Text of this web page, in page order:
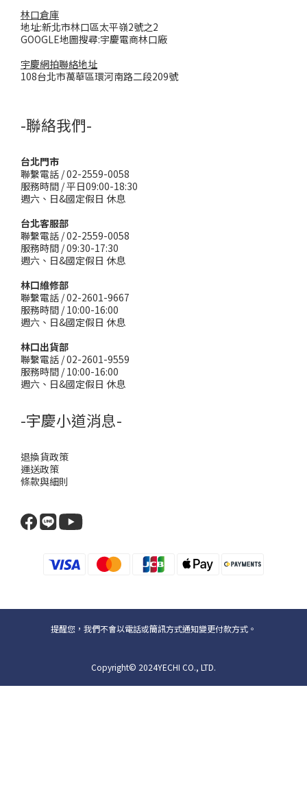
林口倉庫
地址:新北市林口區太平嶺2號之2
GOOGLE地圖搜尋:宇慶電商林口廠
宇慶網拍聯絡地址
108台北市萬華區環河南路二段209號
-聯絡我們-
台北門市
聯繫電話 / 02-2559-0058
服務時間 / 平日09:00-18:30
週六、日&國定假日 休息
台北客服部
聯繫電話 / 02-2559-0058
服務時間 / 09:30-17:30
週六、日&國定假日 休息
林口維修部
聯繫電話 / 02-2601-9667
服務時間 / 10:00-16:00
週六、日&國定假日 休息
林口出貨部
聯繫電話 / 02-2601-9559
服務時間 / 10:00-16:00
週六、日&國定假日 休息
-宇慶小道消息-
退換貨政策
運送政策
條款與細則
提醒您，我們不會以電話或簡訊方式通知變更付款方式。
Copyright© 2024YECHI CO., LTD.